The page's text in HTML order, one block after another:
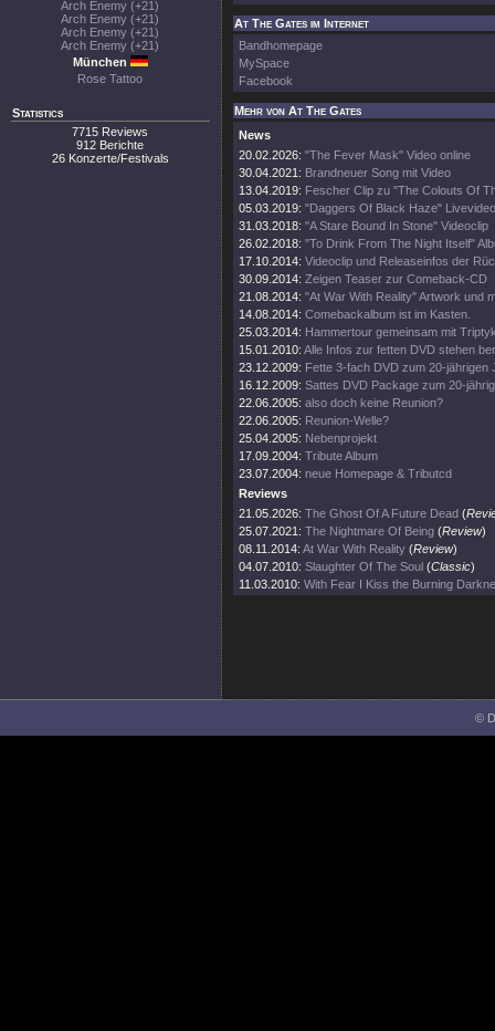
Arch Enemy (+21)
Arch Enemy (+21)
Arch Enemy (+21)
Arch Enemy (+21)
München
Rose Tattoo
Statistics
7715 Reviews
912 Berichte
26 Konzerte/Festivals
At The Gates im Internet
Bandhomepage
MySpace
Facebook
Mehr von At The Gates
News
20.02.2026: "The Fever Mask" Video online
30.04.2021: Brandneuer Song mit Video
13.04.2019: Fescher Clip zu "The Colouts Of
05.03.2019: "Daggers Of Black Haze" Livevideo
31.03.2018: "A Stare Bound In Stone" Videoclip
26.02.2018: "To Drink From The Night Itself"
17.10.2014: Videoclip und Releaseinfos der
30.09.2014: Zeigen Teaser zur Comeback-CD
21.08.2014: "At War With Reality" Artwork und
14.08.2014: Comebackalbum ist im Kasten.
25.03.2014: Hammertour gemeinsam mit
15.01.2010: Alle Infos zur fetten DVD stehen
23.12.2009: Fette 3-fach DVD zum 20-jährigen
16.12.2009: Sattes DVD Package zum 20-
22.06.2005: also doch keine Reunion?
22.06.2005: Reunion-Welle?
25.04.2005: Nebenprojekt
17.09.2004: Tribute Album
23.07.2004: neue Homepage & Tributcd
Reviews
21.05.2026: The Ghost Of A Future Dead (
25.07.2021: The Nightmare Of Being (Review)
08.11.2014: At War With Reality (Review)
04.07.2010: Slaughter Of The Soul (Classic)
11.03.2010: With Fear I Kiss the Burning
©